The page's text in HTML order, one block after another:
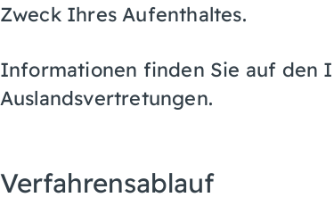
Zweck Ihres Aufenthaltes.
Informationen finden Sie auf den
Auslandsvertretungen.
Verfahrensablauf